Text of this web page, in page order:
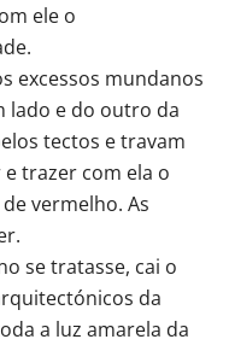
ele o
excessos mundanos
lado e do outro da
tectos e travam
trazer com ela o
vermelho. As
se tratasse, cai o
da
a luz amarela da